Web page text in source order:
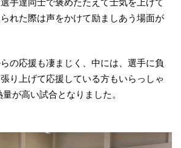
れた際は声をかけて励ましあう場面が
の応援も凄まじく、中には、選手に負
り上げて応援している方もいらっしゃ
が高い試合となりました。